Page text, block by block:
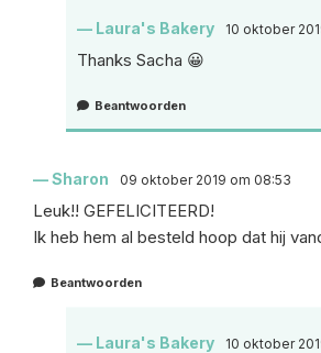
Laura's Bakery 10 oktober
Thanks Sacha 😀
Beantwoorden
Sharon 09 oktober 2019 om 08:53
Leuk!! GEFELICITEERD!
Ik heb hem al besteld hoop dat hij
Beantwoorden
Laura's Bakery 10 oktober